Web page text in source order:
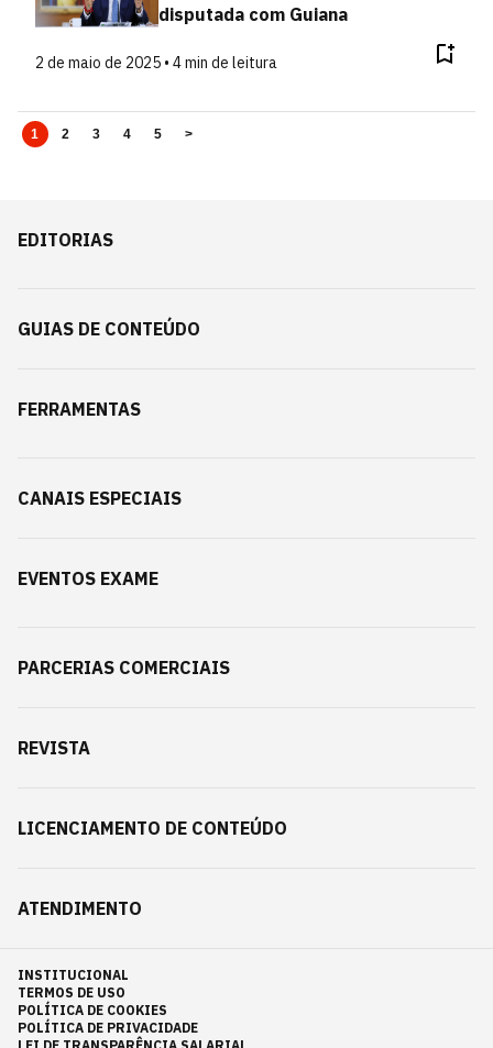
disputada com Guiana
2 de maio de 2025 • 4 min de leitura
1 2 3 4 5 >
EDITORIAS
GUIAS DE CONTEÚDO
FERRAMENTAS
CANAIS ESPECIAIS
EVENTOS EXAME
PARCERIAS COMERCIAIS
REVISTA
LICENCIAMENTO DE CONTEÚDO
ATENDIMENTO
INSTITUCIONAL
TERMOS DE USO
POLÍTICA DE COOKIES
POLÍTICA DE PRIVACIDADE